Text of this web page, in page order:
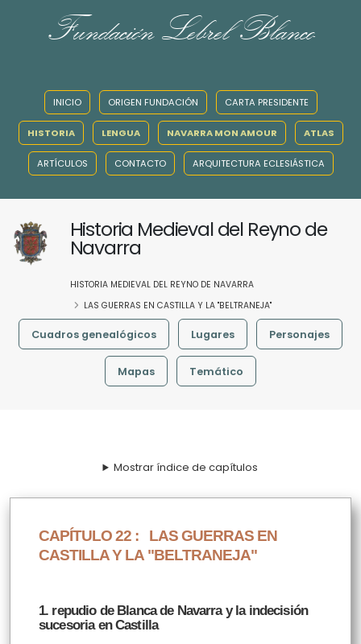
Fundación Lebrel Blanco
INICIO ORIGEN FUNDACIÓN CARTA PRESIDENTE
HISTORIA LENGUA NAVARRA MON AMOUR ATLAS
ARTÍCULOS CONTACTO ARQUITECTURA ECLESIÁSTICA
Historia Medieval del Reyno de
Navarra
HISTORIA MEDIEVAL DEL REYNO DE NAVARRA
LAS GUERRAS EN CASTILLA Y LA "BELTRANEJA"
Cuadros genealógicos Lugares Personajes
Mapas Temático
Mostrar índice de capítulos
CAPÍTULO 22 : LAS GUERRAS EN
CASTILLA Y LA "BELTRANEJA"
1. repudio de Blanca de Navarra y la indecisión
sucesoria en Castilla